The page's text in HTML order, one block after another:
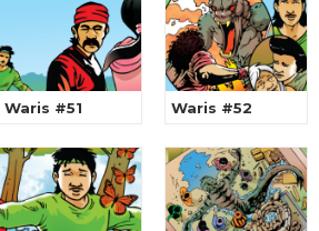
Waris #51 Waris #52